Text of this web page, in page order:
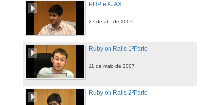
PHP e AJAX
27 de abr. de 2007
Ruby on Rails 1ºParte
11 de maio de 2007
Ruby on Rails 2ºParte